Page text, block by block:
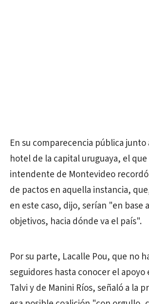
En su comparecencia pública
hotel de la capital uruguaya, el
intendente de Montevideo
de pactos en aquella instancia,
en este caso, dijo, serían "en base
objetivos, hacia dónde va el país".
Por su parte, Lacalle Pou, que no
seguidores hasta conocer el
Talvi y de Manini Ríos, señaló a la